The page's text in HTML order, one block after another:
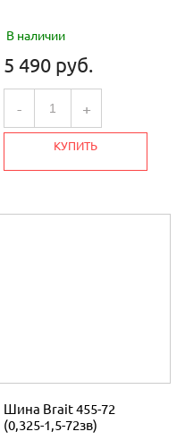
В наличии
5 490 руб.
- +
КУПИТЬ
Шина Brait 455-72
(0,325-1,5-72зв)